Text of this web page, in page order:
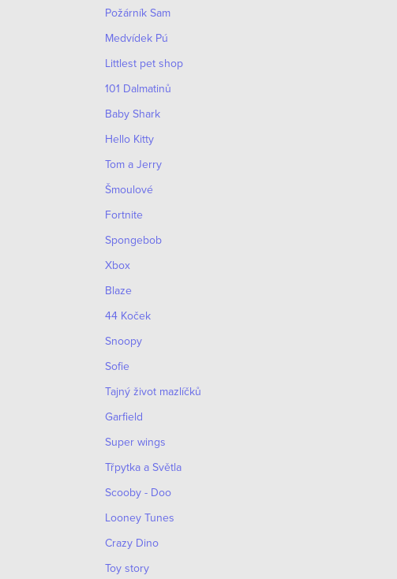
Požárník Sam
Medvídek Pú
Littlest pet shop
101 Dalmatinů
Baby Shark
Hello Kitty
Tom a Jerry
Šmoulové
Fortnite
Spongebob
Xbox
Blaze
44 Koček
Snoopy
Sofie
Tajný život mazlíčků
Garfield
Super wings
Třpytka a Světla
Scooby - Doo
Looney Tunes
Crazy Dino
Toy story